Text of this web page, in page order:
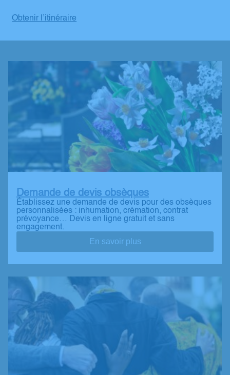
Obtenir l’itinéraire
Demande de devis obsèques
Établissez une demande de devis pour des obsèques
personnalisées : inhumation, crémation, contrat
prévoyance… Devis en ligne gratuit et sans
engagement.
En savoir plus